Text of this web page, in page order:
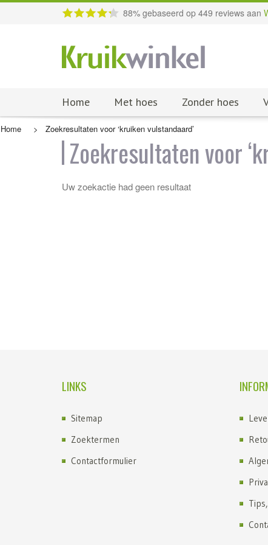
88% gebaseerd op 449 reviews aan
Home Met hoes Zonder hoes
Home > Zoekresultaten voor ‘kruiken vulstandaard’
Zoekresultaten voor
Uw zoekactie had geen resultaat
LINKS
Sitemap
Zoektermen
Contactformulier